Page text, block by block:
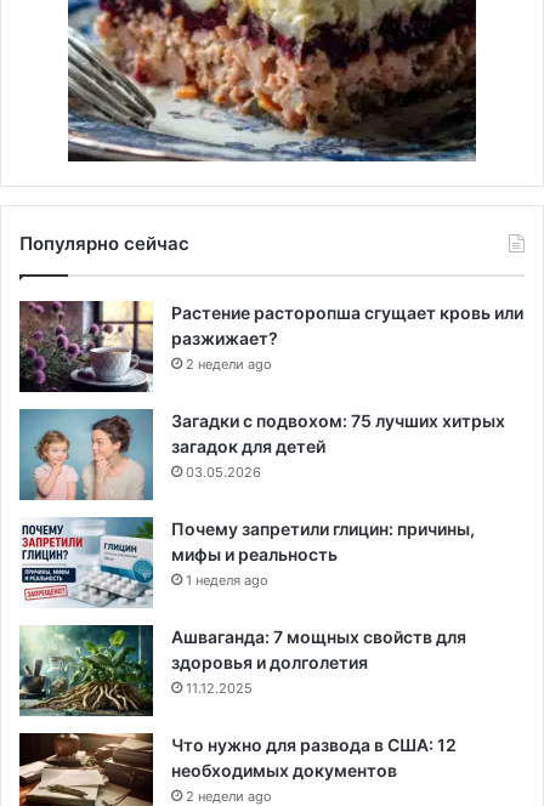
Популярно сейчас
Растение расторопша сгущает кровь или
разжижает?
2 недели ago
Загадки с подвохом: 75 лучших хитрых
загадок для детей
03.05.2026
Почему запретили глицин: причины,
мифы и реальность
1 неделя ago
Ашваганда: 7 мощных свойств для
здоровья и долголетия
11.12.2025
Что нужно для развода в США: 12
необходимых документов
2 недели ago